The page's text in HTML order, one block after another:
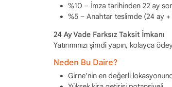
%10 – İmza tarihinden 22 ay
%5 – Anahtar teslimde (24 ay
24 Ay Vade Farksız Taksit İmkanı
Yatırımınızı şimdi yapın, kolayca
Neden Bu Daire?
Girne’nin en değerli